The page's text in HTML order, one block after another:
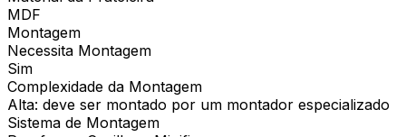
MDF
Montagem
Necessita Montagem
Sim
Complexidade da Montagem
Alta: deve ser montado por um montador especializado
Sistema de Montagem